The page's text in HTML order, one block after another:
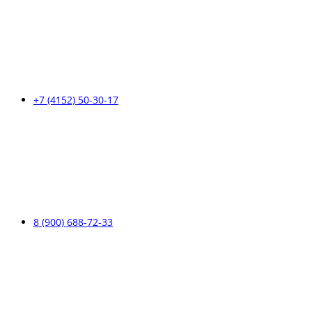
+7 (4152) 50-30-17
8 (900) 688-72-33